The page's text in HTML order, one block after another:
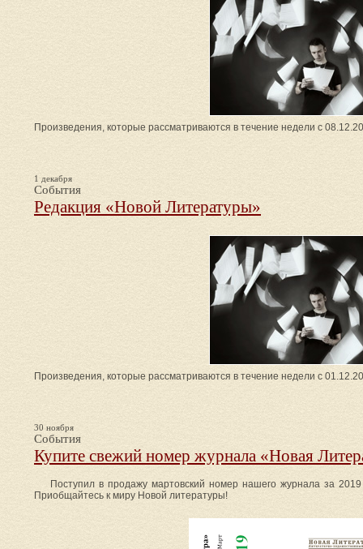
Произведения, которые рассматриваются в течение недели с
1 декабря
События
Редакция «Новой Литературы»
Произведения, которые рассматриваются в течение недели с
30 ноября
События
Купите свежий номер журнала «Новая
Поступил в продажу мартовский номер нашего журнала за
Приобщайтесь к миру Новой литературы!